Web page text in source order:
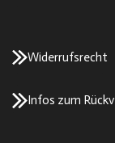
Widerrufsrecht
Infos zum